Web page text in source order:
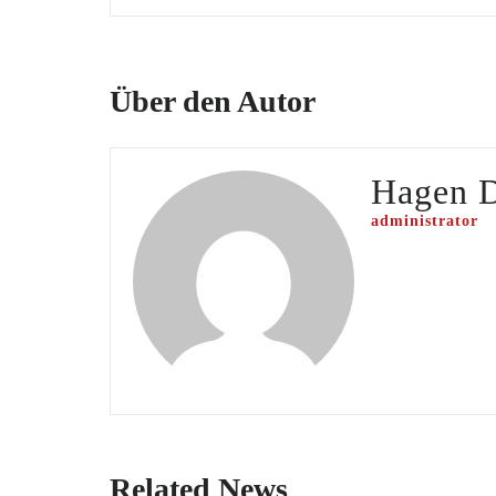
Über den Autor
Hagen
administrator
Related News